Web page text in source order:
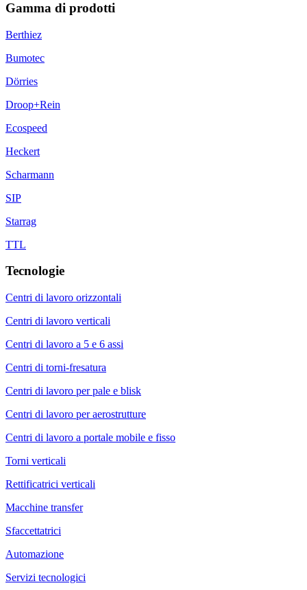
Gamma di prodotti
Berthiez
Bumotec
Dörries
Droop+Rein
Ecospeed
Heckert
Scharmann
SIP
Starrag
TTL
Tecnologie
Centri di lavoro orizzontali
Centri di lavoro verticali
Centri di lavoro a 5 e 6 assi
Centri di torni-fresatura
Centri di lavoro per pale e blisk
Centri di lavoro per aerostrutture
Centri di lavoro a portale mobile e fisso
Torni verticali
Rettificatrici verticali
Macchine transfer
Sfaccettatrici
Automazione
Servizi tecnologici